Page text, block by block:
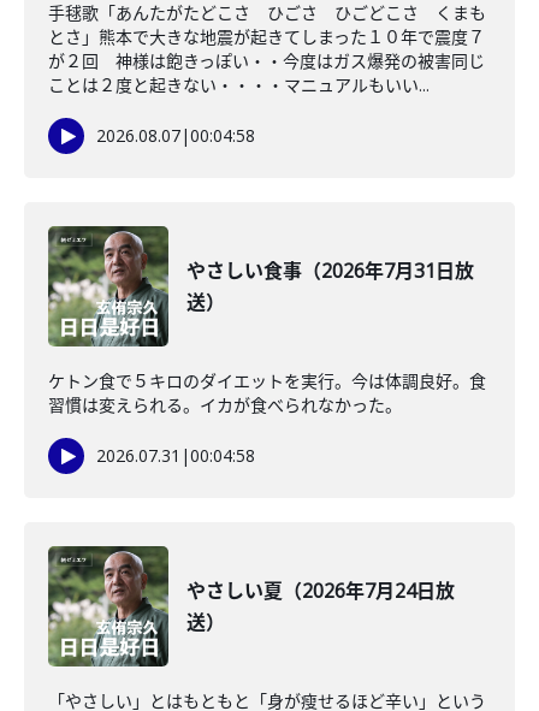
手毬歌「あんたがたどこさ ひごさ ひごどこさ くまも
とさ」熊本で大きな地震が起きてしまった１０年で震度７
が２回 神様は飽きっぽい・・今度はガス爆発の被害同じ
ことは２度と起きない・・・・マニュアルもいい...
2026.08.07|00:04:58
やさしい食事（2026年7月31日放
送）
ケトン食で５キロのダイエットを実行。今は体調良好。食
習慣は変えられる。イカが食べられなかった。
2026.07.31 |00:04:58
やさしい夏（2026年7月24日放
送）
「やさしい」とはもともと「身が瘦せるほど辛い」という